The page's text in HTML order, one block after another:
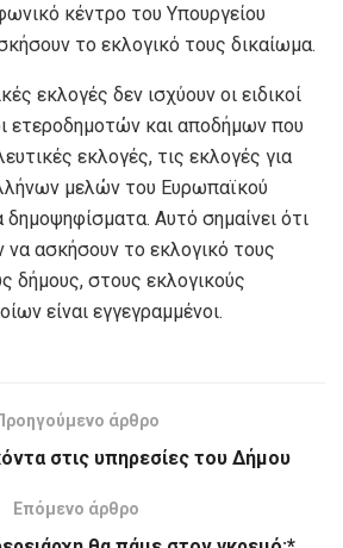
κέντρο του Υπουργείου
το εκλογικό τους δικαίωμα.
εκλογές δεν ισχύουν οι ειδικοί
ετεροδημοτών και αποδήμων που
εκλογές, τις εκλογές για
μελών του Ευρωπαϊκού
δημοψηφίσματα. Αυτό σημαίνει ότι
να ασκήσουν το εκλογικό τους
δήμους, στους εκλογικούς
είναι εγγεγραμμένοι.
άρθρο
στις υπηρεσίες του Δήμου
Επόμενο άρθρο